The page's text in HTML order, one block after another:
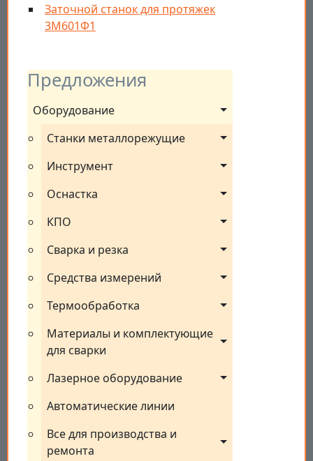
Предложения
Оборудование
Станки металлорежущие
Инструмент
Оснастка
КПО
Сварка и резка
Средства измерений
Термообработка
Материалы и комплектующие
для сварки
Лазерное оборудование
Автоматические линии
Все для производства и
ремонта
Заточной станок для протяжек
3М601Ф1